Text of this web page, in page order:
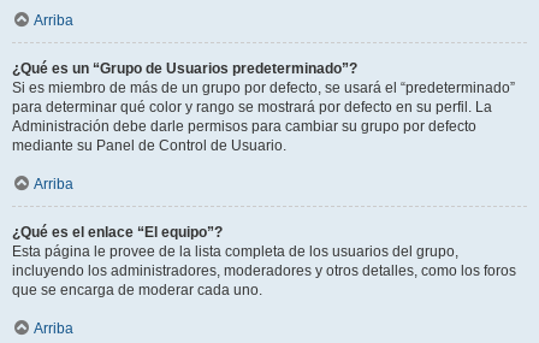
Arriba
¿Qué es un “Grupo de Usuarios predeterminado”?
Si es miembro de más de un grupo por defecto, se usará el “predeterminado”
para determinar qué color y rango se mostrará por defecto en su perfil. La
Administración debe darle permisos para cambiar su grupo por defecto
mediante su Panel de Control de Usuario.
Arriba
¿Qué es el enlace “El equipo”?
Esta página le provee de la lista completa de los usuarios del grupo,
incluyendo los administradores, moderadores y otros detalles, como los foros
que se encarga de moderar cada uno.
Arriba